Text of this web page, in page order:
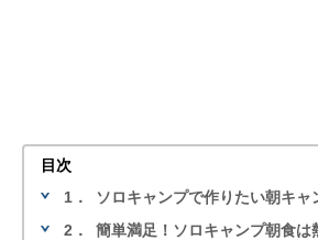
目次
1．
ソロキャンプで作りたい朝キャ
2．
簡単満足！ソロキャンプ朝食は